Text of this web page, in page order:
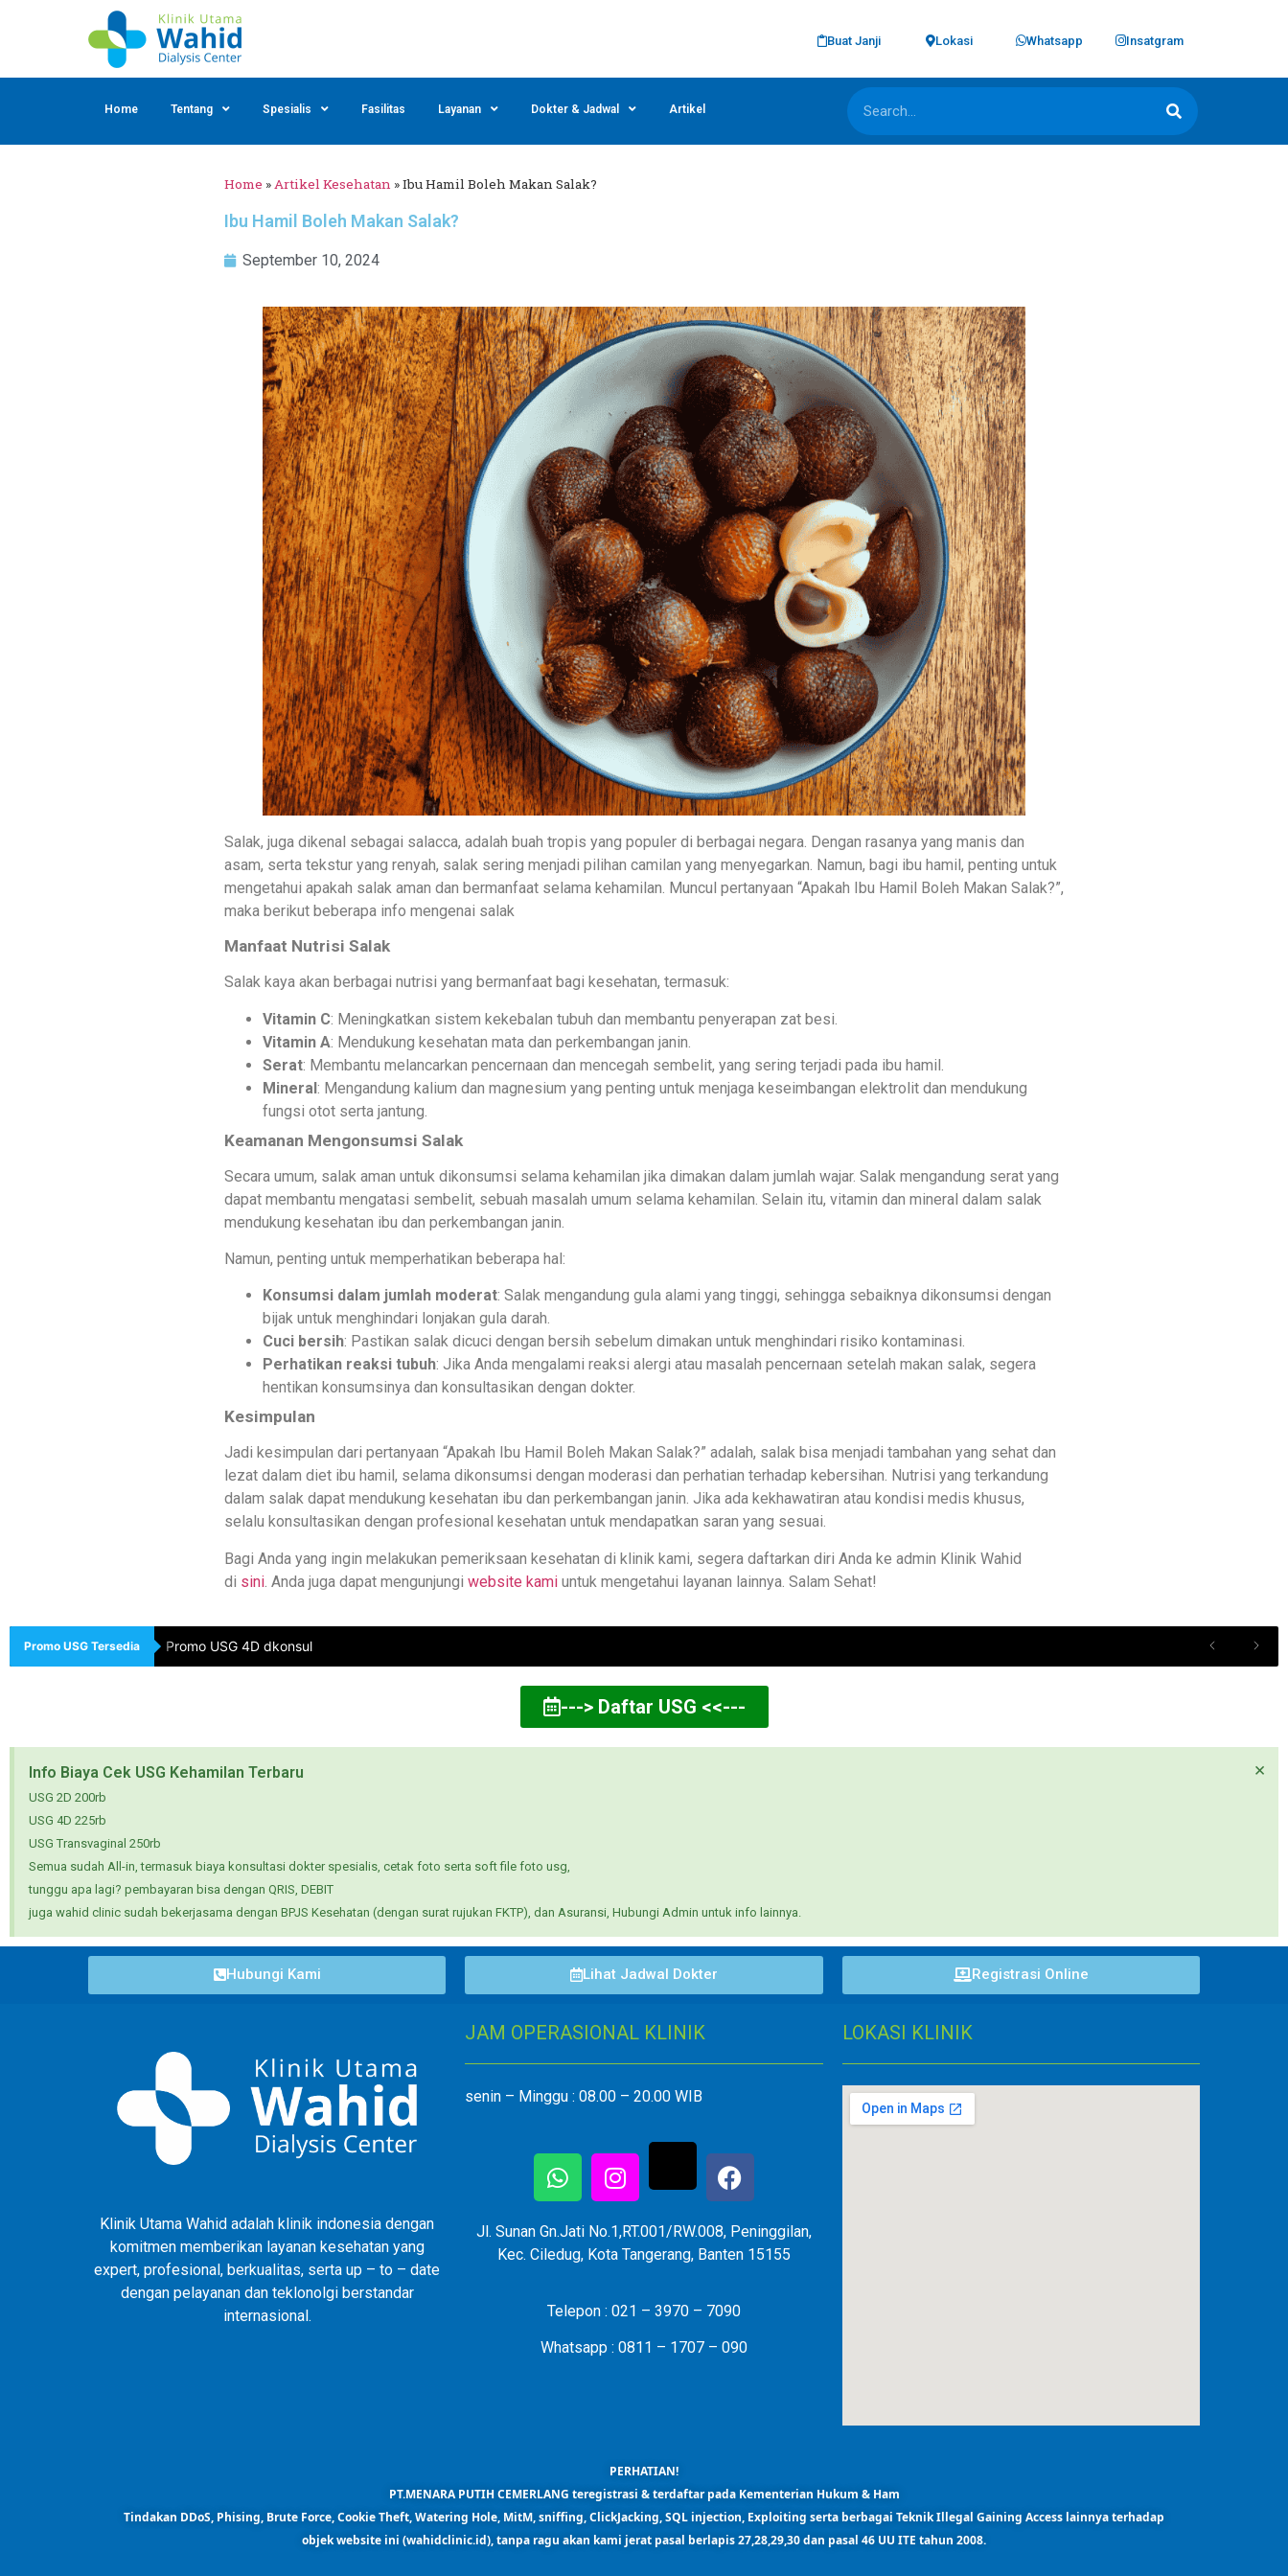
Buat Janji Lokasi Whatsapp Insatgram
Home Tentang Spesialis Fasilitas Layanan Dokter & Jadwal Artikel
Home »Artikel Kesehatan»Ibu Hamil Boleh Makan Salak?
Ibu Hamil Boleh Makan Salak?
September 10, 2024
Salak, juga dikenal sebagai salacca, adalah buah tropis yang populer di berbagai negara. Dengan rasanya yang manis dan
asam, serta tekstur yang renyah, salak sering menjadi pilihan camilan yang menyegarkan. Namun, bagi ibu hamil, penting untuk
mengetahui apakah salak aman dan bermanfaat selama kehamilan. Muncul pertanyaan “Apakah Ibu Hamil Boleh Makan Salak?”,
maka berikut beberapa info mengenai salak
Manfaat Nutrisi Salak
Salak kaya akan berbagai nutrisi yang bermanfaat bagi kesehatan, termasuk:
Vitamin C: Meningkatkan sistem kekebalan tubuh dan membantu penyerapan zat besi.
Vitamin A: Mendukung kesehatan mata dan perkembangan janin.
Serat: Membantu melancarkan pencernaan dan mencegah sembelit, yang sering terjadi pada ibu hamil.
Mineral: Mengandung kalium dan magnesium yang penting untuk menjaga keseimbangan elektrolit dan mendukung
fungsi otot serta jantung.
Keamanan Mengonsumsi Salak
Secara umum, salak aman untuk dikonsumsi selama kehamilan jika dimakan dalam jumlah wajar. Salak mengandung serat yang
dapat membantu mengatasi sembelit, sebuah masalah umum selama kehamilan. Selain itu, vitamin dan mineral dalam salak
mendukung kesehatan ibu dan perkembangan janin.
Namun, penting untuk memperhatikan beberapa hal:
Konsumsi dalam jumlah moderat: Salak mengandung gula alami yang tinggi, sehingga sebaiknya dikonsumsi dengan
bijak untuk menghindari lonjakan gula darah.
Cuci bersih: Pastikan salak dicuci dengan bersih sebelum dimakan untuk menghindari risiko kontaminasi.
Perhatikan reaksi tubuh: Jika Anda mengalami reaksi alergi atau masalah pencernaan setelah makan salak, segera
hentikan konsumsinya dan konsultasikan dengan dokter.
Kesimpulan
Jadi kesimpulan dari pertanyaan “Apakah Ibu Hamil Boleh Makan Salak?” adalah, salak bisa menjadi tambahan yang sehat dan
lezat dalam diet ibu hamil, selama dikonsumsi dengan moderasi dan perhatian terhadap kebersihan. Nutrisi yang terkandung
dalam salak dapat mendukung kesehatan ibu dan perkembangan janin. Jika ada kekhawatiran atau kondisi medis khusus,
selalu konsultasikan dengan profesional kesehatan untuk mendapatkan saran yang sesuai.
Bagi Anda yang ingin melakukan pemeriksaan kesehatan di klinik kami, segera daftarkan diri Anda ke admin Klinik Wahid
di sini. Anda juga dapat mengunjungi website kamiuntuk mengetahui layanan lainnya. Salam Sehat!
Promo USG Tersedia Promo USG 4D dkonsul
---> Daftar USG <<---
Info Biaya Cek USG Kehamilan Terbaru
USG 2D 200rb
USG 4D 225rb
USG Transvaginal 250rb
Semua sudah All-in, termasuk biaya konsultasi dokter spesialis, cetak foto serta soft file foto usg,
tunggu apa lagi? pembayaran bisa dengan QRIS, DEBIT
juga wahid clinic sudah bekerjasama dengan BPJS Kesehatan (dengan surat rujukan FKTP), dan Asuransi, Hubungi Admin untuk info lainnya.
×
Hubungi Kami Lihat Jadwal Dokter Registrasi Online
Klinik Utama Wahid adalah klinik indonesia dengan
komitmen memberikan layanan kesehatan yang
expert, profesional, berkualitas, serta up – to – date
dengan pelayanan dan teklonolgi berstandar
internasional.
JAM OPERASIONAL KLINIK
senin – Minggu : 08.00 – 20.00 WIB
Jl. Sunan Gn.Jati No.1,RT.001/RW.008, Peninggilan,
Kec. Ciledug, Kota Tangerang, Banten 15155
Telepon : 021 – 3970 – 7090
Whatsapp : 0811 – 1707 – 090
LOKASI KLINIK
PERHATIAN!
PT.MENARA PUTIH CEMERLANG teregistrasi & terdaftar pada Kementerian Hukum & Ham
Tindakan DDoS, Phising, Brute Force, Cookie Theft, Watering Hole, MitM, sniffing, ClickJacking, SQL injection, Exploiting serta berbagai Teknik Illegal Gaining Access lainnya terhadap
objek website ini (wahidclinic.id),tanpa ragu akan kami jerat pasal berlapis 27,28,29,30 dan pasal 46 UU ITE tahun 2008.